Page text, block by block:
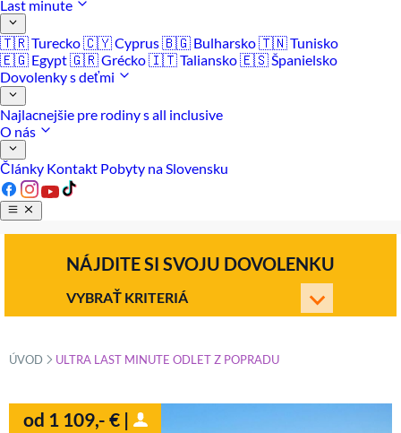
Last minute
🇹🇷 Turecko🇨🇾 Cyprus🇧🇬 Bulharsko🇹🇳 Tunisko
🇪🇬 Egypt🇬🇷 Grécko🇮🇹 Taliansko🇪🇸 Španielsko
Dovolenky s deťmi
Najlacnejšie pre rodiny s all inclusive
O nás
Články Kontakt Pobyty na Slovensku
NÁJDITE SI SVOJU DOVOLENKU
VYBRAŤ KRITERIÁ
ÚVOD »
ULTRA LAST MINUTE ODLET Z POPRADU
od 1 109,- € |